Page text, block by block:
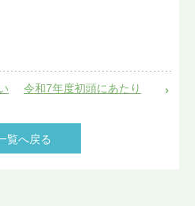
覧へ戻る
令和7年度初頭にあたり